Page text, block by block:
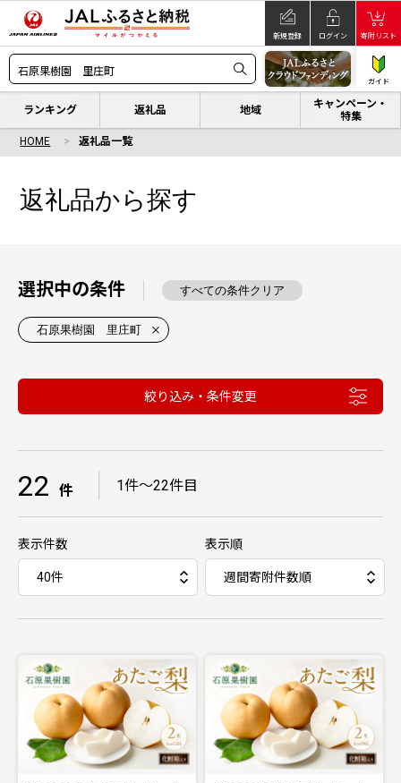
新規登録 ログイン 寄附リスト
ガイド
ランキング 返礼品 地域
キャンペーン・
特集
HOME 返礼品一覧
返礼品から探す
選択中の条件 すべての条件クリア
石原果樹園 里庄町
絞り込み・条件変更
22 件 1件〜22件目
表示件数 表示順